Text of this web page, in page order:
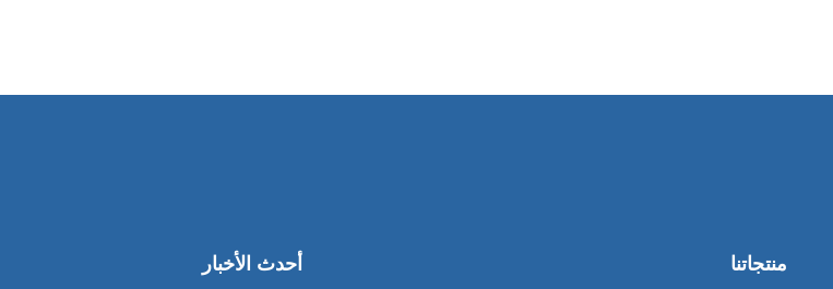
منتجاتنا أحدث الأخبار